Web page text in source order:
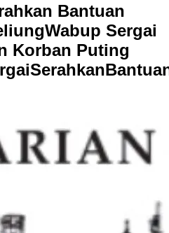
Bantuan
Wabup Sergai
Korban Puting
rgaiSerahkanBantua